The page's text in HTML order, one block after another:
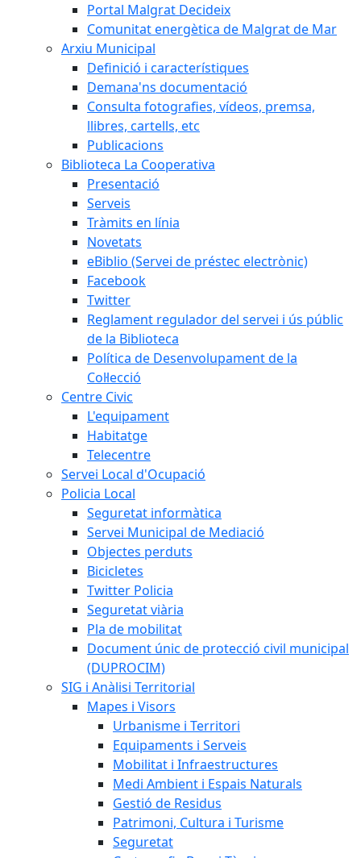
Portal Malgrat Decideix
Comunitat energètica de Malgrat de Mar
Arxiu Municipal
Definició i característiques
Demana'ns documentació
Consulta fotografies, vídeos, premsa,
llibres, cartells, etc
Publicacions
Biblioteca La Cooperativa
Presentació
Serveis
Tràmits en línia
Novetats
eBiblio (Servei de préstec electrònic)
Facebook
Twitter
Reglament regulador del servei i ús públic
de la Biblioteca
Política de Desenvolupament de la
Col·lecció
Centre Civic
L'equipament
Habitatge
Telecentre
Servei Local d'Ocupació
Policia Local
Seguretat informàtica
Servei Municipal de Mediació
Objectes perduts
Bicicletes
Twitter Policia
Seguretat viària
Pla de mobilitat
Document únic de protecció civil municipal
(DUPROCIM)
SIG i Anàlisi Territorial
Mapes i Visors
Urbanisme i Territori
Equipaments i Serveis
Mobilitat i Infraestructures
Medi Ambient i Espais Naturals
Gestió de Residus
Patrimoni, Cultura i Turisme
Seguretat